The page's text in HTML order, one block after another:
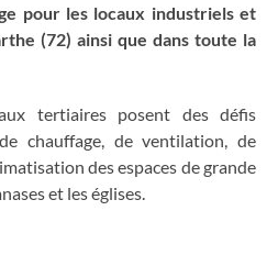
pour les locaux industriels et
(72) ainsi que dans toute la
tertiaires posent des défis
chauffage, de ventilation, de
des espaces de grande
et les églises.